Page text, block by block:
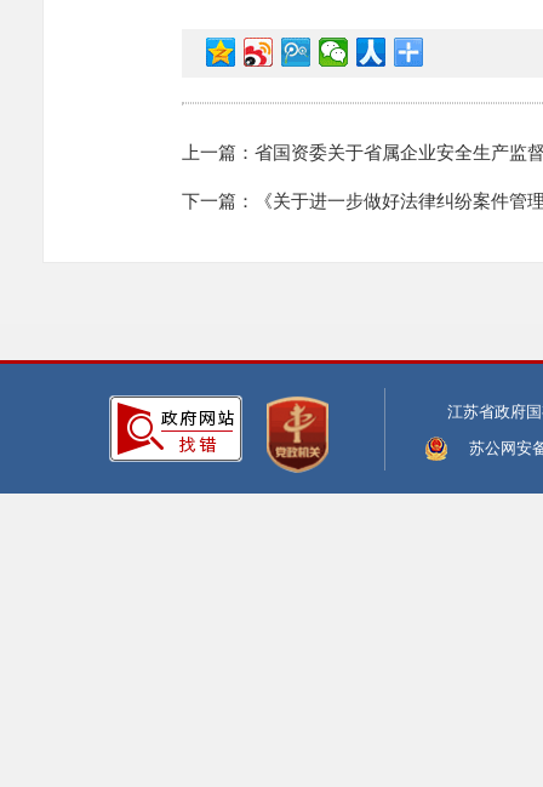
上一篇：省国资委关于省属企业安全生产监
下一篇：《关于进一步做好法律纠纷案件管
江苏省政府
苏公网安